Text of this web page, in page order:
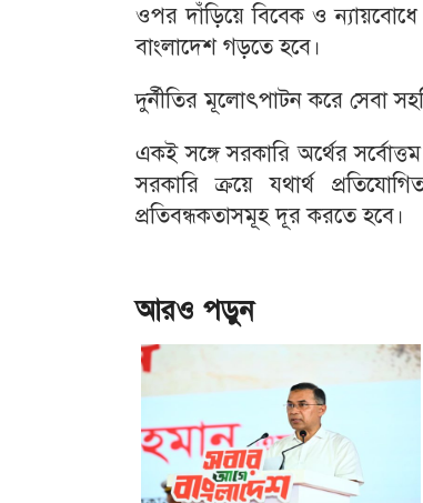
ওপর দাঁড়িয়ে বিবেক ও ন্যায়বোধে
বাংলাদেশ গড়তে হবে।
দুর্নীতির মূলোৎপাটন করে সেবা
একই সঙ্গে সরকারি অর্থের
সরকারি ক্রয়ে যথার্থ
প্রতিবন্ধকতাসমূহ দূর করতে হবে।
আরও পড়ুন